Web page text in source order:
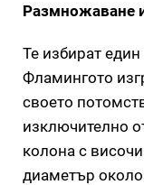
Размножаване
Те избират
Фламингото
своето
изключително
колона с
диаметър